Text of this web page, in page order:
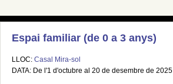
Espai familiar (de 0 a 3 anys)
LLOC: Casal Mira-sol
DATA: De l'1 d'octubre al 20 de desembre de 2025